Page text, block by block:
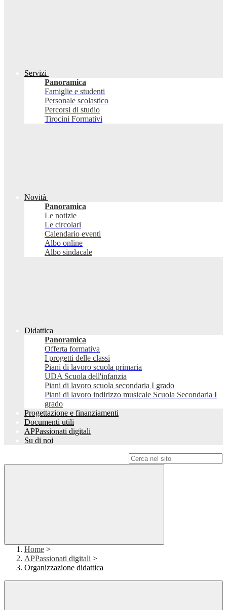
Servizi
Panoramica
Famiglie e studenti
Personale scolastico
Percorsi di studio
Tirocini Formativi
Novità
Panoramica
Le notizie
Le circolari
Calendario eventi
Albo online
Albo sindacale
Didattica
Panoramica
Offerta formativa
I progetti delle classi
Piani di lavoro scuola primaria
UDA Scuola dell'infanzia
Piani di lavoro scuola secondaria I grado
Piani di lavoro indirizzo musicale Scuola Secondaria I
grado
Progettazione e finanziamenti
Documenti utili
APPassionati digitali
Su di noi
Home >
APPassionati digitali >
Organizzazione didattica